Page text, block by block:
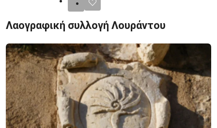
Λαογραφική συλλογή Λουράντου